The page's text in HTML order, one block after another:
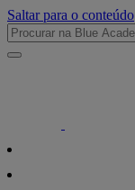
Saltar para o conteúdo